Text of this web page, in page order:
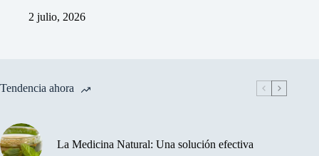
2 julio, 2026
Tendencia ahora
La Medicina Natural: Una solución efectiva